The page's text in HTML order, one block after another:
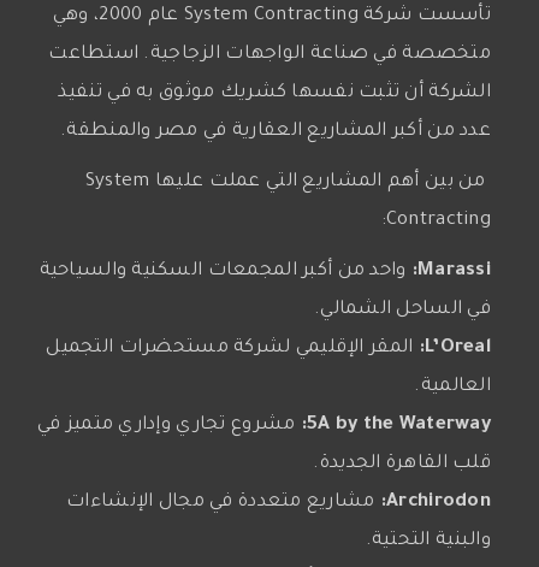
تأسست شركة System Contracting عام 2000، وهي
متخصصة في صناعة الواجهات الزجاجية. استطاعت
الشركة أن تثبت نفسها كشريك موثوق به في تنفيذ
عدد من أكبر المشاريع العقارية في مصر والمنطقة.
من بين أهم المشاريع التي عملت عليها System
Contracting:
Marassi:
واحد من أكبر المجمعات السكنية والسياحية
في الساحل الشمالي.
L’Oreal:
المقر الإقليمي لشركة مستحضرات التجميل
العالمية.
5A by the Waterway:
مشروع تجاري وإداري متميز في
قلب القاهرة الجديدة.
Archirodon:
مشاريع متعددة في مجال الإنشاءات
والبنية التحتية.